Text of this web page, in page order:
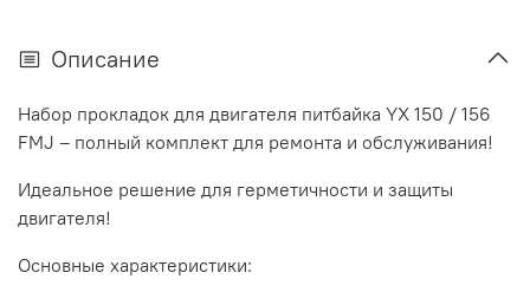
Описание
Набор прокладок для двигателя питбайка YX 150 / 156
FMJ – полный комплект для ремонта и обслуживания!
Идеальное решение для герметичности и защиты
двигателя!
Основные характеристики: